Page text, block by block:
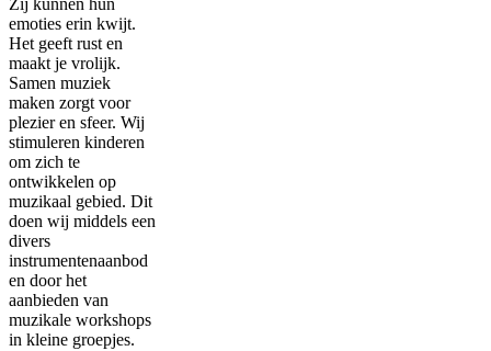
Zij kunnen hun
emoties erin kwijt.
Het geeft rust en
maakt je vrolijk.
Samen muziek
maken zorgt voor
plezier en sfeer. Wij
stimuleren kinderen
om zich te
ontwikkelen op
muzikaal gebied. Dit
doen wij middels een
divers
instrumentenaanbod
en door het
aanbieden van
muzikale workshops
in kleine groepjes.